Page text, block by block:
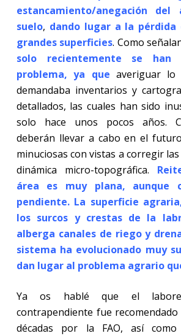
estancamiento/anegación
suelo, dando lugar a la pérdida
grandes superficies. Como
solo recientemente se han
problema, ya que averiguar lo
demandaba inventarios y
detallados, las cuales han sido
solo hace unos pocos años.
deberán llevar a cabo en el
minuciosas con vistas a corregir
dinámica micro-topográfica.
área es muy plana, aunque
pendiente. La superficie
los surcos y crestas de la
alberga canales de riego y
sistema ha evolucionado muy
dan lugar al problema agrario
Ya os hablé que el
contrapendiente fue
décadas por la FAO, así